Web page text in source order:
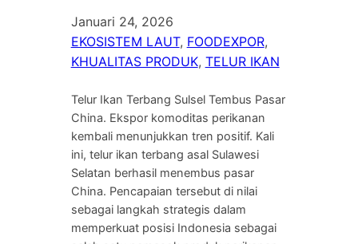
Januari 24, 2026
EKOSISTEM LAUT, FOODEXPOR
KHUALITAS PRODUK, TELUR IKAN
Telur Ikan Terbang Sulsel Tembus Pasar
China. Ekspor komoditas perikanan
kembali menunjukkan tren positif. Kali
ini, telur ikan terbang asal Sulawesi
Selatan berhasil menembus pasar
China. Pencapaian tersebut di nilai
sebagai langkah strategis dalam
memperkuat posisi Indonesia sebagai